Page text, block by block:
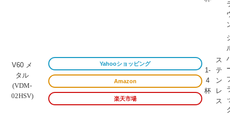
V60 メ
タル
(VDM-
02HSV)
Yahooショッピング
Amazon
楽天市場
1-
4
杯
ス
テ
ン
レ
ス